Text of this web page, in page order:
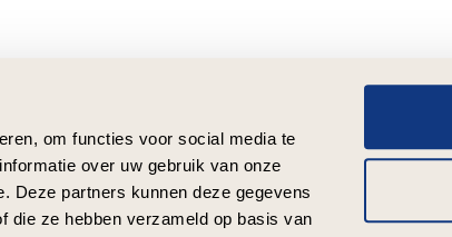
om functies voor social media te
over uw gebruik van onze
Deze partners kunnen deze gegevens
die ze hebben verzameld op basis van